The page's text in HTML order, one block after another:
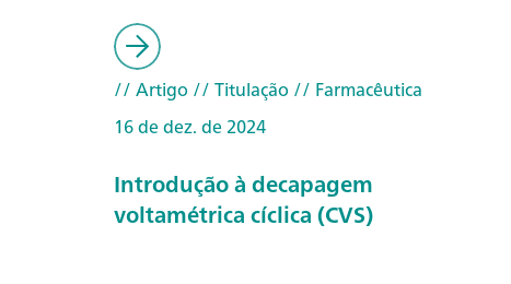
// Artigo // Titulação // Farmacêutica
16 de dez. de 2024
Introdução à decapagem
voltamétrica cíclica (CVS)